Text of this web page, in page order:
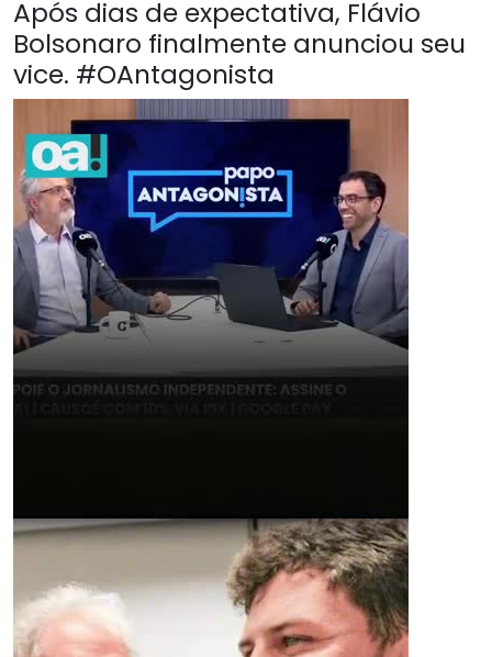
Após dias de expectativa, Flávio
Bolsonaro finalmente anunciou seu
vice. #OAntagonista